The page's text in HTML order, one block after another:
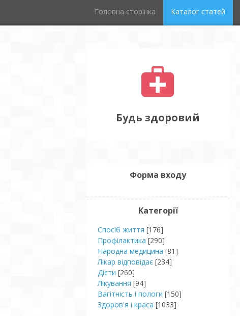
Головна сторінка Каталог статей
Будь здоровий
Форма входу
Категорії
Спосіб життя [176]
Профілактика [290]
Народна медицина [81]
Лікар відповідає [234]
Дієти [260]
Лікування [94]
Вагітність і пологи [150]
Здоров'я і краса [1033]